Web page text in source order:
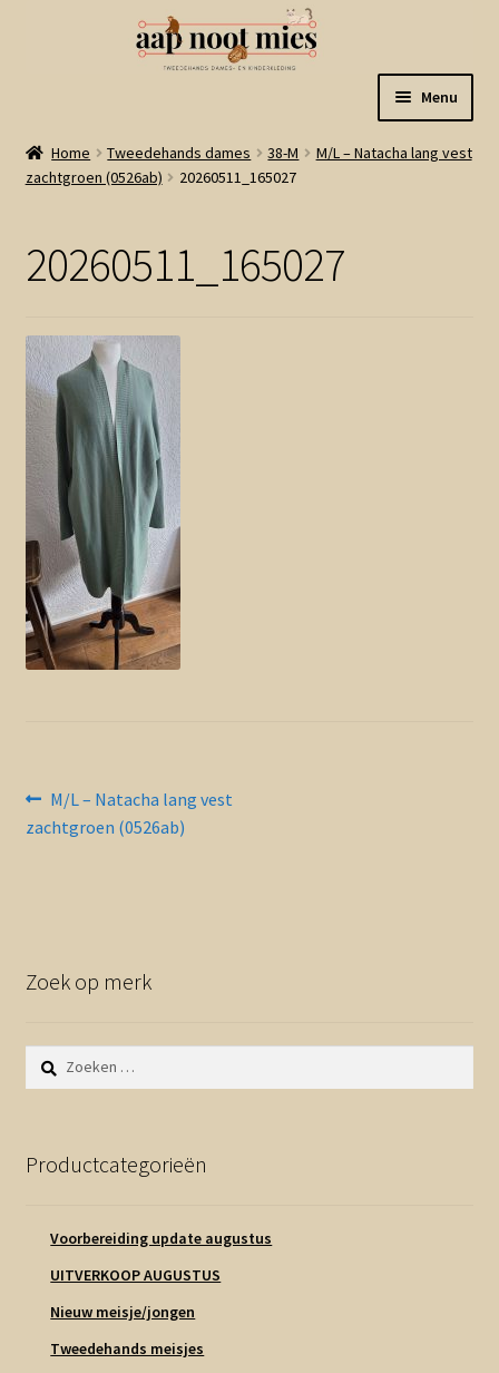
naar
navigatie
de
inhoud
Menu
Welkom
Winkel
Winkelmand
Linkjes
Contact en nieuwsbrief
Home Tweedehands dames 38-M
M/L – Natacha lang vest
zachtgroen (0526ab)
20260511_165027
20260511_165027
Bericht
navigatie
Vorig
bericht:
M/L – Natacha lang vest
zachtgroen (0526ab)
Zoek op merk
Zoeken
naar:
Productcategorieën
Voorbereiding update augustus
UITVERKOOP AUGUSTUS
Nieuw meisje/jongen
Tweedehands meisjes